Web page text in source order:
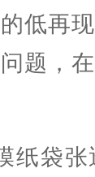
低再
题，